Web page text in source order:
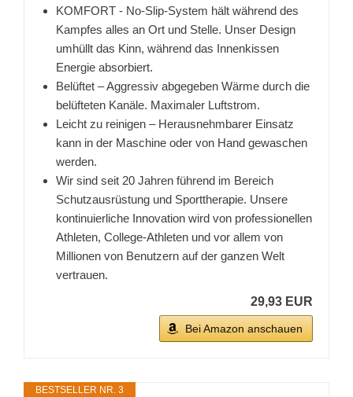
KOMFORT - No-Slip-System hält während des
Kampfes alles an Ort und Stelle. Unser Design
umhüllt das Kinn, während das Innenkissen
Energie absorbiert.
Belüftet – Aggressiv abgegeben Wärme durch die
belüfteten Kanäle. Maximaler Luftstrom.
Leicht zu reinigen – Herausnehmbarer Einsatz
kann in der Maschine oder von Hand gewaschen
werden.
Wir sind seit 20 Jahren führend im Bereich
Schutzausrüstung und Sporttherapie. Unsere
kontinuierliche Innovation wird von professionellen
Athleten, College-Athleten und vor allem von
Millionen von Benutzern auf der ganzen Welt
vertrauen.
29,93 EUR
Bei Amazon anschauen
BESTSELLER NR. 3